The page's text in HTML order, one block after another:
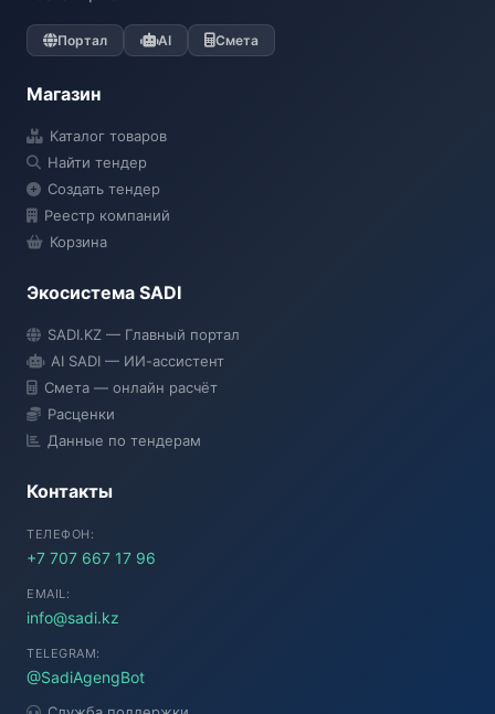
Портал AI Смета
Магазин
Каталог товаров
Найти тендер
Создать тендер
Реестр компаний
Корзина
Экосистема SADI
SADI.KZ — Главный портал
AI SADI — ИИ-ассистент
Смета — онлайн расчёт
Расценки
Данные по тендерам
Контакты
ТЕЛЕФОН:
+7 707 667 17 96
EMAIL:
info@sadi.kz
TELEGRAM:
@SadiAgengBot
● Подключение...